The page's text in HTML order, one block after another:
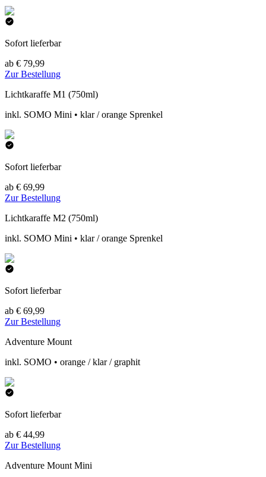
Sofort lieferbar
ab € 79,99
Zur Bestellung
Lichtkaraffe M1 (750ml)
inkl. SOMO Mini • klar / orange Sprenkel
Sofort lieferbar
ab € 69,99
Zur Bestellung
Lichtkaraffe M2 (750ml)
inkl. SOMO Mini • klar / orange Sprenkel
Sofort lieferbar
ab € 69,99
Zur Bestellung
Adventure Mount
inkl. SOMO • orange / klar / graphit
Sofort lieferbar
ab € 44,99
Zur Bestellung
Adventure Mount Mini